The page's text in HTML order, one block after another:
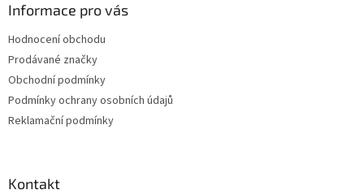
Informace pro vás
Hodnocení obchodu
Prodávané značky
Obchodní podmínky
Podmínky ochrany osobních údajů
Reklamační podmínky
Kontakt